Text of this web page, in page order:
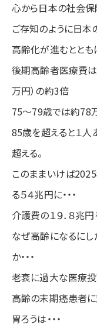
心から日本の社会保
ご存知のように日本
高齢化が進むととも
後期高齢者医療費
万円）の約3倍
75～79歳では約78
85歳を超えると１人
超える。
このままいけば
る５４兆円に・・・
介護費の１９．８兆
なぜ高齢になるに
か・・・
老衰に過大な医療投
高齢の末期癌患者に
胃ろうは・・・